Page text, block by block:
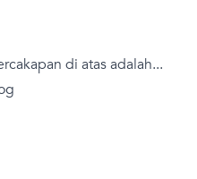
di atas adalah...